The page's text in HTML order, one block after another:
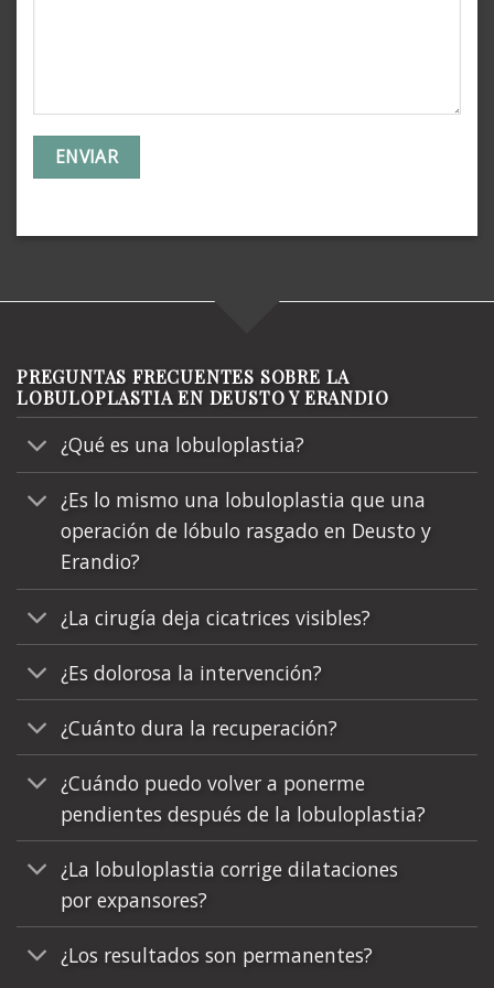
PREGUNTAS FRECUENTES SOBRE LA
LOBULOPLASTIA EN DEUSTO Y ERANDIO
¿Qué es una lobuloplastia?
¿Es lo mismo una lobuloplastia que una
operación de lóbulo rasgado en Deusto y
Erandio?
¿La cirugía deja cicatrices visibles?
¿Es dolorosa la intervención?
¿Cuánto dura la recuperación?
¿Cuándo puedo volver a ponerme
pendientes después de la lobuloplastia?
¿La lobuloplastia corrige dilataciones
por expansores?
¿Los resultados son permanentes?